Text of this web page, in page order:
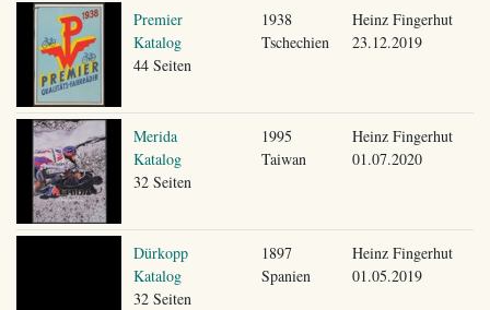
Premier
Katalog
44 Seiten
1938
Tschechien
Heinz Fingerhut
23.12.2019
Merida
Katalog
32 Seiten
1995
Taiwan
Heinz Fingerhut
01.07.2020
Dürkopp
Katalog
32 Seiten
1897
Spanien
Heinz Fingerhut
01.05.2019